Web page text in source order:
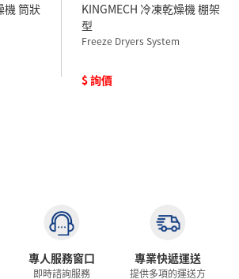
機 筒狀
KINGMECH 冷凍乾燥機 棚架
型
Freeze Dryers System
$ 詢價
專人服務窗口
即時諮詢服務
專業快遞運送
提供多項的運送方